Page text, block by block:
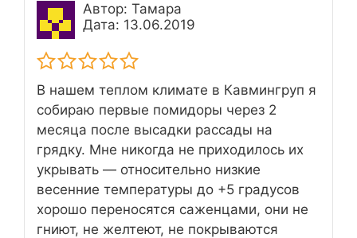
Автор: Тамара
Дата: 13.06.2019
В нашем теплом климате в Кавмингруп я
собираю первые помидоры через 2
месяца после высадки рассады на
грядку. Мне никогда не приходилось их
укрывать — относительно низкие
весенние температуры до +5 градусов
хорошо переносятся саженцами, они не
гниют, не желтеют, не покрываются